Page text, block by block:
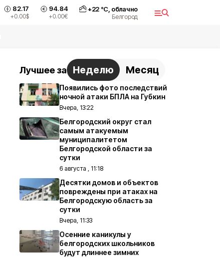
82.17
+0.00$
94.84
+0.00€
+22°С, облачно
Белгород
Лучшее за Неделю Месяц
Появились фото последствий
ночной атаки БПЛА на Губкин
Вчера, 13:22
Белгородский округ стал
самым атакуемым
муниципалитетом
Белгородской области за
сутки
6 августа , 11:18
Десятки домов и объектов
повреждены при атаках на
Белгородскую область за
сутки
Вчера, 11:33
Осенние каникулы у
белгородских школьников
будут длиннее зимних